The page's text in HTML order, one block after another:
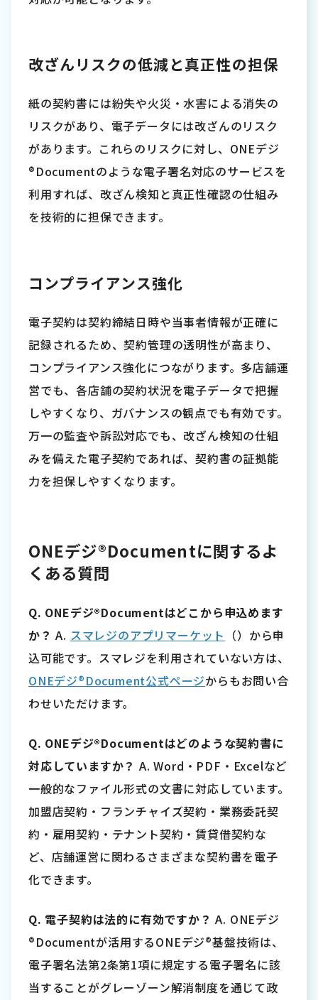
改ざんリスクの低減と真正性の担保
紙の契約書には紛失や火災・水害による消失の
リスクがあり、電子データには改ざんのリスク
があります。これらのリスクに対し、ONEデジ
®Documentのような電子署名対応のサービスを
利用すれば、改ざん検知と真正性確認の仕組み
を技術的に担保できます。
コンプライアンス強化
電子契約は契約締結日時や当事者情報が正確に
記録されるため、契約管理の透明性が高まり、
コンプライアンス強化につながります。多店舗運
営でも、各店舗の契約状況を電子データで把握
しやすくなり、ガバナンスの観点でも有効です。
万一の監査や訴訟対応でも、改ざん検知の仕組
みを備えた電子契約であれば、契約書の証拠能
力を担保しやすくなります。
ONEデジ®Documentに関するよ
くある質問
Q. ONEデジ®Documentはどこから申込めます
か？ A. スマレジのアプリマーケット （）から申
込可能です。スマレジを利用されていない方は、
ONEデジ®Document公式ページからもお問い合
わせいただけます。
Q. ONEデジ®Documentはどのような契約書に
対応していますか？ A. Word・PDF・Excelなど
一般的なファイル形式の文書に対応しています。
加盟店契約・フランチャイズ契約・業務委託契
約・雇用契約・テナント契約・賃貸借契約な
ど、店舗運営に関わるさまざまな契約書を電子
化できます。
Q. 電子契約は法的に有効ですか？ A. ONEデジ
®Documentが活用するONEデジ®基盤技術は、
電子署名法第2条第1項に規定する電子署名に該
当することがグレーゾーン解消制度を通じて政